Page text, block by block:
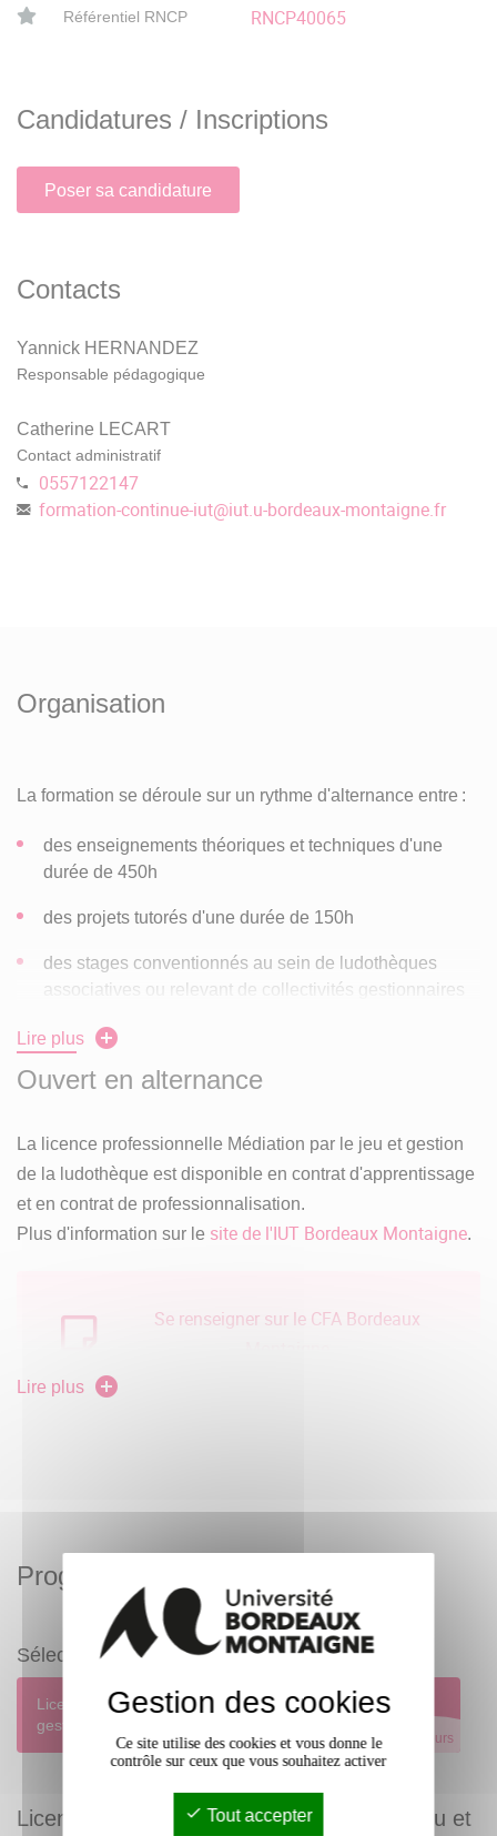
Référentiel RNCP RNCP40065
Candidatures / Inscriptions
Poser sa candidature
Contacts
Yannick HERNANDEZ
Responsable pédagogique
Catherine LECART
Contact administratif
0557122147
formation-continue-iut@iut.u-bordeaux-montaigne.fr
Organisation
La formation se déroule sur un rythme d'alternance entre :
des enseignements théoriques et techniques d'une
durée de 450h
des projets tutorés d'une durée de 150h
des stages conventionnés au sein de ludothèques
associatives ou relevant de collectivités gestionnaires
fera chez l'employeur en développant un projet spécifique
préférence et si possible être effectuée dans une autre
structure afin d'optimiser la formation des stagiaires.
Lire plus
Ouvert en alternance
La licence professionnelle Médiation par le jeu et gestion
de la ludothèque est disponible en contrat d'apprentissage
et en contrat de professionnalisation.
Plus d'information sur le site de l'IUT Bordeaux Montaigne.
Se renseigner sur le CFA Bordeaux
Lire plus
Programme
Sélectionnez un programme
Licence professionnelle Médiation par le jeu et
gestion de ludothèques
Parcours
Licence professionnelle Médiation par le jeu et
Gestion des cookies
Ce site utilise des cookies et vous donne le
contrôle sur ceux que vous souhaitez activer
Tout accepter